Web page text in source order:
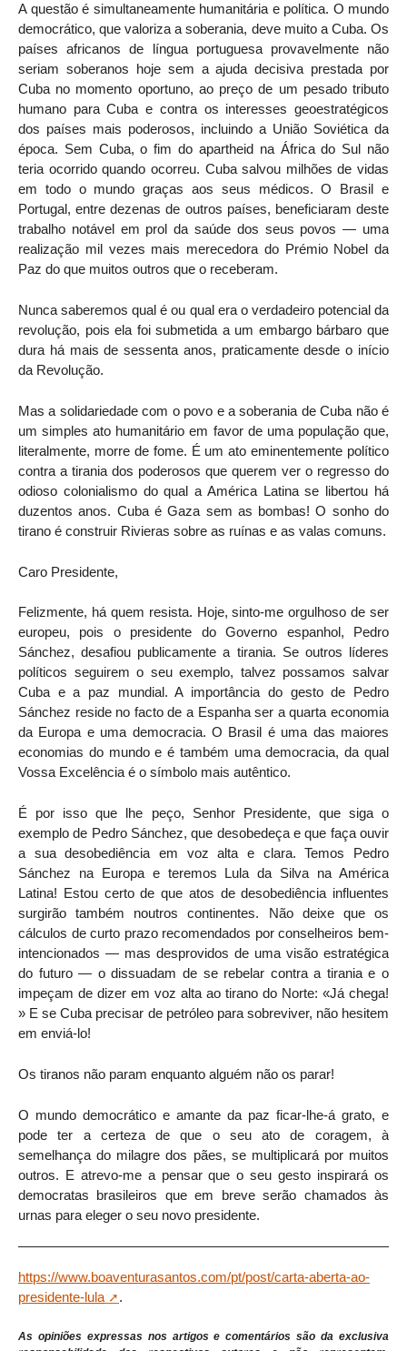
A questão é simultaneamente humanitária e política. O mundo
democrático, que valoriza a soberania, deve muito a Cuba. Os
países africanos de língua portuguesa provavelmente não
seriam soberanos hoje sem a ajuda decisiva prestada por
Cuba no momento oportuno, ao preço de um pesado tributo
humano para Cuba e contra os interesses geoestratégicos
dos países mais poderosos, incluindo a União Soviética da
época. Sem Cuba, o fim do apartheid na África do Sul não
teria ocorrido quando ocorreu. Cuba salvou milhões de vidas
em todo o mundo graças aos seus médicos. O Brasil e
Portugal, entre dezenas de outros países, beneficiaram deste
trabalho notável em prol da saúde dos seus povos — uma
realização mil vezes mais merecedora do Prémio Nobel da
Paz do que muitos outros que o receberam.
Nunca saberemos qual é ou qual era o verdadeiro potencial da
revolução, pois ela foi submetida a um embargo bárbaro que
dura há mais de sessenta anos, praticamente desde o início
da Revolução.
Mas a solidariedade com o povo e a soberania de Cuba não é
um simples ato humanitário em favor de uma população que,
literalmente, morre de fome. É um ato eminentemente político
contra a tirania dos poderosos que querem ver o regresso do
odioso colonialismo do qual a América Latina se libertou há
duzentos anos. Cuba é Gaza sem as bombas! O sonho do
tirano é construir Rivieras sobre as ruínas e as valas comuns.
Caro Presidente,
Felizmente, há quem resista. Hoje, sinto-me orgulhoso de ser
europeu, pois o presidente do Governo espanhol, Pedro
Sánchez, desafiou publicamente a tirania. Se outros líderes
políticos seguirem o seu exemplo, talvez possamos salvar
Cuba e a paz mundial. A importância do gesto de Pedro
Sánchez reside no facto de a Espanha ser a quarta economia
da Europa e uma democracia. O Brasil é uma das maiores
economias do mundo e é também uma democracia, da qual
Vossa Excelência é o símbolo mais autêntico.
É por isso que lhe peço, Senhor Presidente, que siga o
exemplo de Pedro Sánchez, que desobedeça e que faça ouvir
a sua desobediência em voz alta e clara. Temos Pedro
Sánchez na Europa e teremos Lula da Silva na América
Latina! Estou certo de que atos de desobediência influentes
surgirão também noutros continentes. Não deixe que os
cálculos de curto prazo recomendados por conselheiros bem-
intencionados — mas desprovidos de uma visão estratégica
do futuro — o dissuadam de se rebelar contra a tirania e o
impeçam de dizer em voz alta ao tirano do Norte: «Já chega!
» E se Cuba precisar de petróleo para sobreviver, não hesitem
em enviá-lo!
Os tiranos não param enquanto alguém não os parar!
O mundo democrático e amante da paz ficar-lhe-á grato, e
pode ter a certeza de que o seu ato de coragem, à
semelhança do milagre dos pães, se multiplicará por muitos
outros. E atrevo-me a pensar que o seu gesto inspirará os
democratas brasileiros que em breve serão chamados às
urnas para eleger o seu novo presidente.
https://www.boaventurasantos.com/pt/post/carta-aberta-ao-
presidente-lula
.
As opiniões expressas nos artigos e comentários são da exclusiva